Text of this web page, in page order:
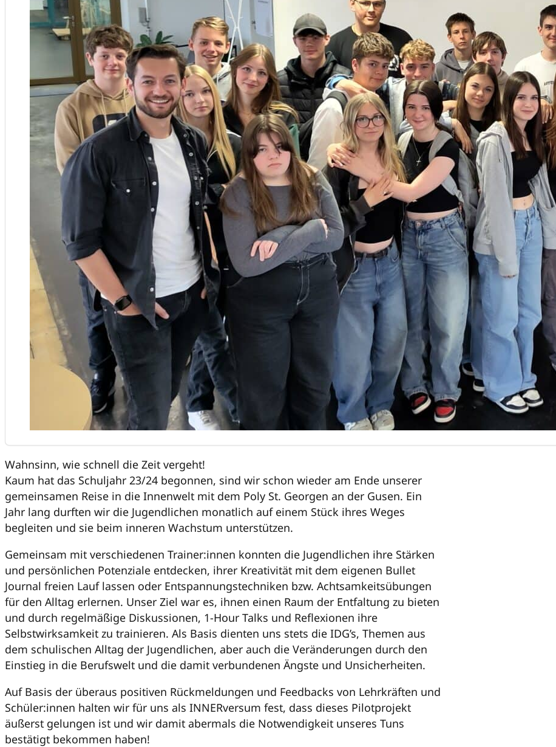
Wahnsinn, wie schnell die Zeit vergeht!
Kaum hat das Schuljahr 23/24 begonnen, sind wir schon wieder am Ende unserer
gemeinsamen Reise in die Innenwelt mit dem Poly St. Georgen an der Gusen. Ein
Jahr lang durften wir die Jugendlichen monatlich auf einem Stück ihres Weges
begleiten und sie beim inneren Wachstum unterstützen.
Gemeinsam mit verschiedenen Trainer:innen konnten die Jugendlichen ihre Stärken
und persönlichen Potenziale entdecken, ihrer Kreativität mit dem eigenen Bullet
Journal freien Lauf lassen oder Entspannungstechniken bzw. Achtsamkeitsübungen
für den Alltag erlernen. Unser Ziel war es, ihnen einen Raum der Entfaltung zu bieten
und durch regelmäßige Diskussionen, 1-Hour Talks und Reflexionen ihre
Selbstwirksamkeit zu trainieren. Als Basis dienten uns stets die IDG’s, Themen aus
dem schulischen Alltag der Jugendlichen, aber auch die Veränderungen durch den
Einstieg in die Berufswelt und die damit verbundenen Ängste und Unsicherheiten.
Auf Basis der überaus positiven Rückmeldungen und Feedbacks von Lehrkräften und
Schüler:innen halten wir für uns als INNERversum fest, dass dieses Pilotprojekt
äußerst gelungen ist und wir damit abermals die Notwendigkeit unseres Tuns
bestätigt bekommen haben!